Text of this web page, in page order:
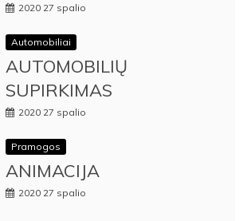
2020 27 spalio
Automobiliai
AUTOMOBILIŲ
SUPIRKIMAS
2020 27 spalio
Pramogos
ANIMACIJA
2020 27 spalio